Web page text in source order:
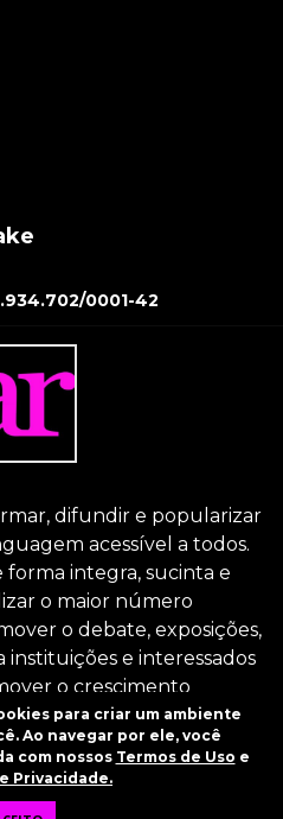
0001-42
difundir e popularizar
acessível a todos.
forma integra, sucinta e
o maior número
o debate, exposições,
instituições e interessados
o crescimento
da arte.”
para criar um ambiente
Ao navegar por ele, você
com nossos Termos de Uso e
Privacidade.